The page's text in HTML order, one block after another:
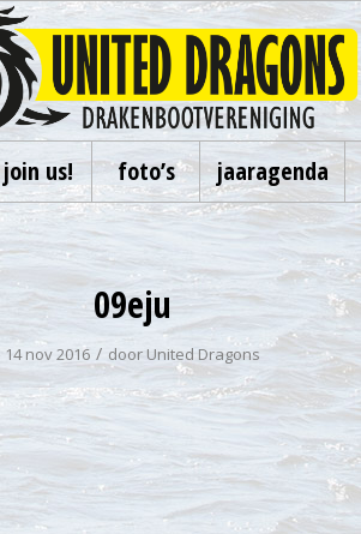
join us! foto’s jaaragenda
09eju
14 nov 2016 / doorUnited Dragons